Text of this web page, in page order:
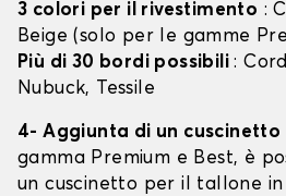
3 colori per il rivestimento :
Beige (solo per le gamme
Più di 30 bordi possibili:
Nubuck, Tessile
4- Aggiunta di un cuscinetto
gamma Premium e Best, è
un cuscinetto per il tallone in